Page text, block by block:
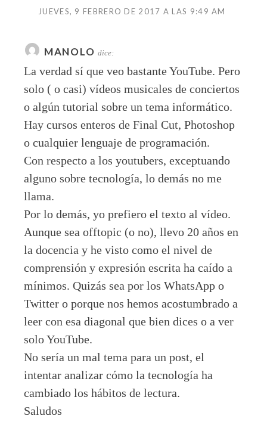
JUEVES, 9 FEBRERO DE 2017 A LAS 9:49 AM
MANOLO dice:
La verdad sí que veo bastante YouTube. Pero
solo ( o casi) vídeos musicales de conciertos
o algún tutorial sobre un tema informático.
Hay cursos enteros de Final Cut, Photoshop
o cualquier lenguaje de programación.
Con respecto a los youtubers, exceptuando
alguno sobre tecnología, lo demás no me
llama.
Por lo demás, yo prefiero el texto al vídeo.
Aunque sea offtopic (o no), llevo 20 años en
la docencia y he visto como el nivel de
comprensión y expresión escrita ha caído a
mínimos. Quizás sea por los WhatsApp o
Twitter o porque nos hemos acostumbrado a
leer con esa diagonal que bien dices o a ver
solo YouTube.
No sería un mal tema para un post, el
intentar analizar cómo la tecnología ha
cambiado los hábitos de lectura.
Saludos